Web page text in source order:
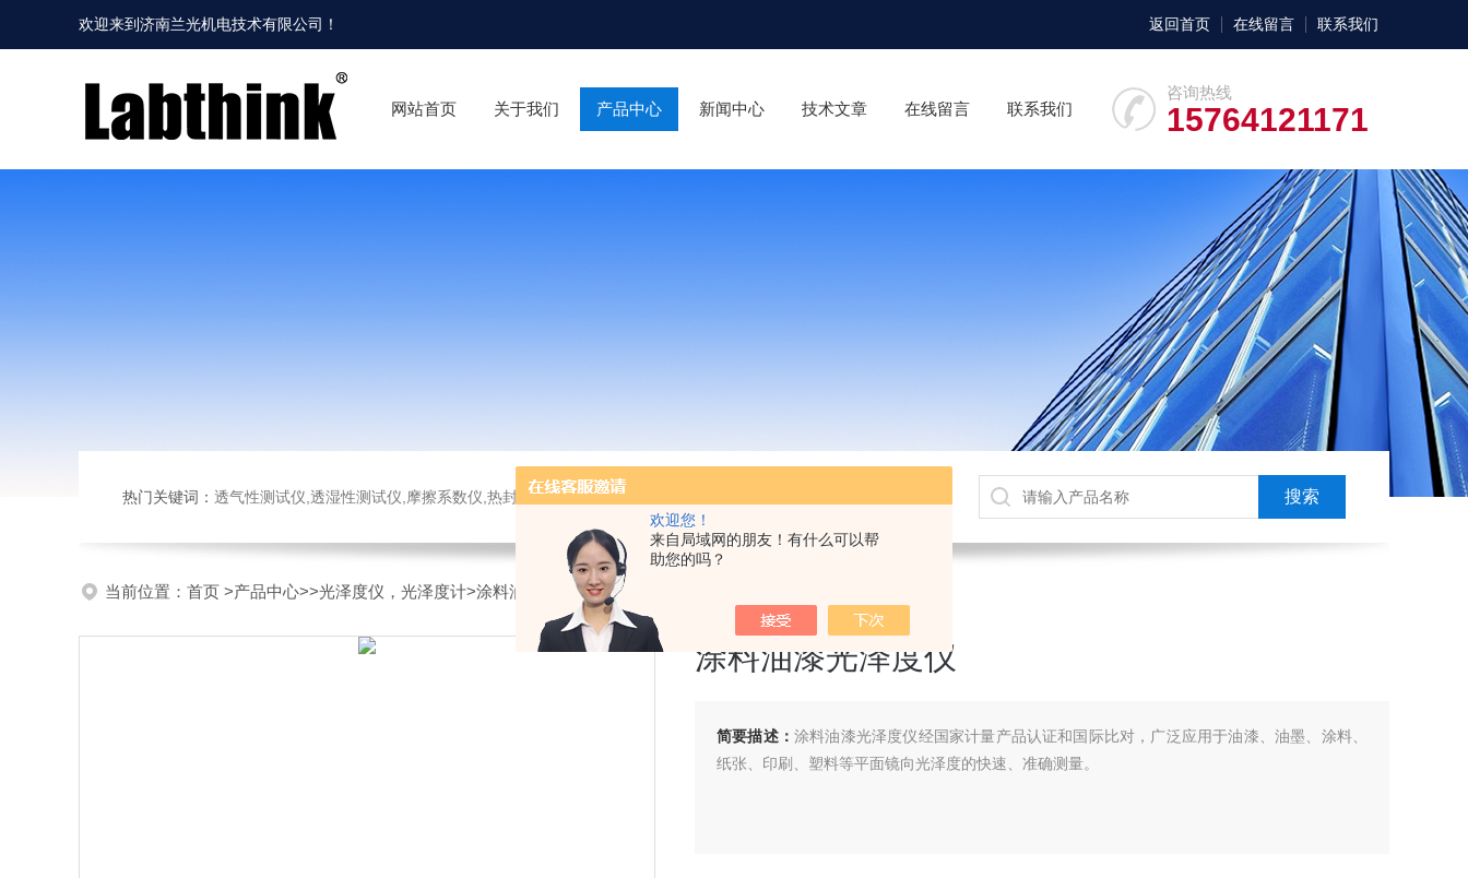
欢迎您！
来自局域网的朋友！有什么可以帮
助您的吗？
欢迎来到济南兰光机电技术有限公司 ！ 返回首页 在线留言 联系我们
咨询热线
15764121171
网站首页 关于我们 产品中心 新闻中心 技术文章 在线留言 联系我们
热门关键词： 透气性测试仪,透湿性测试仪,摩擦系数仪,热封试验仪,密封试验仪,等压法透氧仪,电子拉力试验机,测厚仪,瓶盖扭矩仪,顶空残氧仪
当前位置： 首页 >产品中心>>光泽度仪，光泽度计>涂料油漆光泽度仪
涂料油漆光泽度仪
简要描述： 涂料油漆光泽度仪经国家计量产品认证和国际比对，广泛应用于油漆、油墨、涂料、
纸张、印刷、塑料等平面镜向光泽度的快速、准确测量。